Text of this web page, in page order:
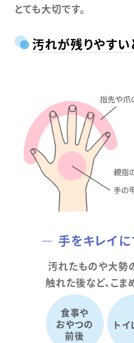
とても大切です。
汚れが残りやすい
— 手をキレイに
汚れたものや大勢
触れた後など、こま
食事や
おやつの
前後
ト